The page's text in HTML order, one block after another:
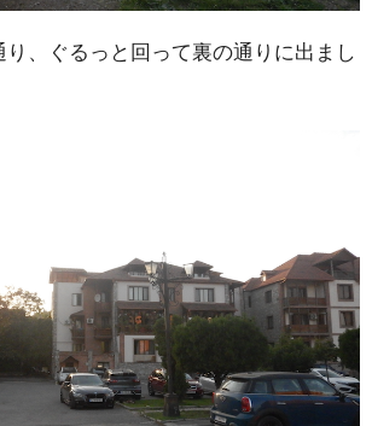
、ぐるっと回って裏の通りに出まし